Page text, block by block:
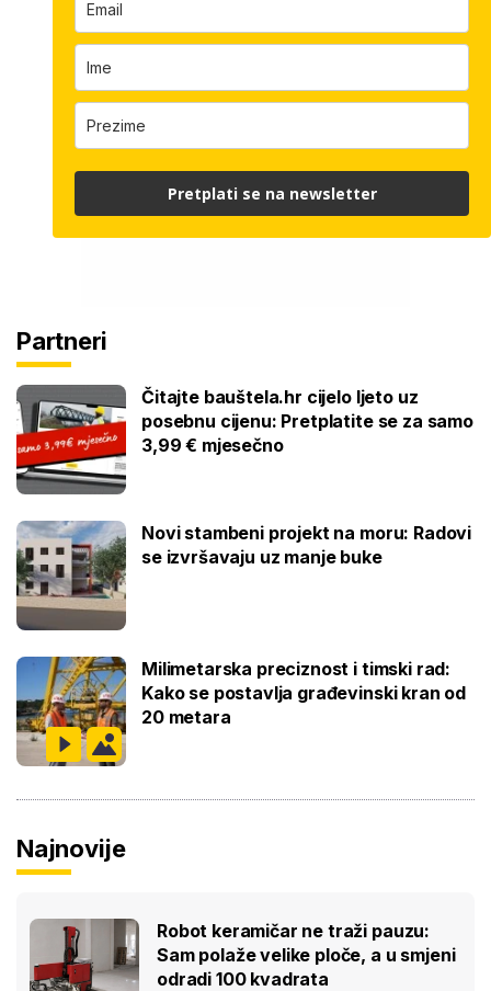
Partneri
Čitajte bauštela.hr cijelo ljeto uz
posebnu cijenu: Pretplatite se za samo
3,99 € mjesečno
Novi stambeni projekt na moru: Radovi
se izvršavaju uz manje buke
Milimetarska preciznost i timski rad:
Kako se postavlja građevinski kran od
20 metara
Najnovije
Robot keramičar ne traži pauzu:
Sam polaže velike ploče, a u smjeni
odradi 100 kvadrata
Pretplati se na newsletter